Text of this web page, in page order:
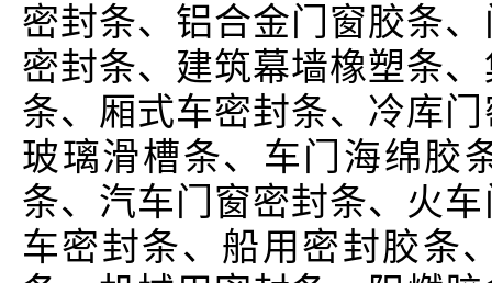
密封条、铝合金门窗胶条
密封条、建筑幕墙橡塑条
条、厢式车密封条、冷库
玻璃滑槽条、车门海绵胶
条、汽车门窗密封条、火
车密封条、船用密封胶条